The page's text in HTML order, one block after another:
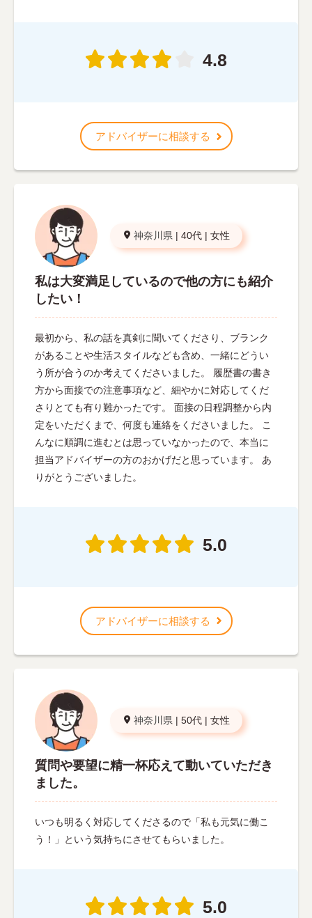
4.8
アドバイザーに相談する
神奈川県 | 40代 | 女性
私は大変満足しているので他の方にも紹介
したい！
最初から、私の話を真剣に聞いてくださり、ブランク
があることや生活スタイルなども含め、一緒にどうい
う所が合うのか考えてくださいました。 履歴書の書き
方から面接での注意事項など、細やかに対応してくだ
さりとても有り難かったです。 面接の日程調整から内
定をいただくまで、何度も連絡をくださいました。 こ
んなに順調に進むとは思っていなかったので、本当に
担当アドバイザーの方のおかげだと思っています。 あ
りがとうございました。
5.0
アドバイザーに相談する
神奈川県 | 50代 | 女性
質問や要望に精一杯応えて動いていただき
ました。
いつも明るく対応してくださるので「私も元気に働こ
う！」という気持ちにさせてもらいました。
5.0